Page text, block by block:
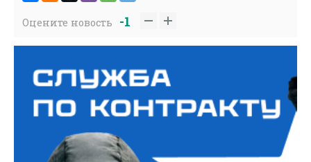
Оцените новость -1